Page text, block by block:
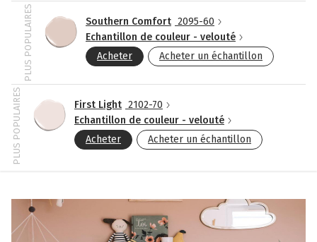
PLUS POPULAIRES Southern Comfort 2095-60
Echantillon de couleur - velouté
Acheter
Acheter un échantillon
PLUS POPULAIRES First Light 2102-70
Echantillon de couleur - velouté
Acheter
Acheter un échantillon